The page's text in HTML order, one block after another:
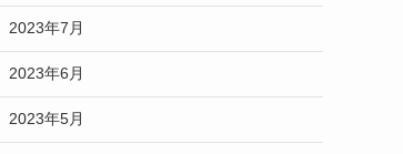
2023年7月
2023年6月
2023年5月